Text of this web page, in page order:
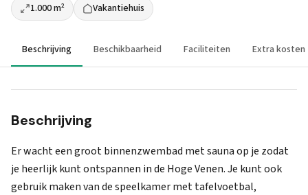
1.000 m²
Vakantiehuis
Beschrijving Beschikbaarheid Faciliteiten Extra kosten
Beschrijving
Er wacht een groot binnenzwembad met sauna op je zodat
je heerlijk kunt ontspannen in de Hoge Venen. Je kunt ook
gebruik maken van de speelkamer met tafelvoetbal,